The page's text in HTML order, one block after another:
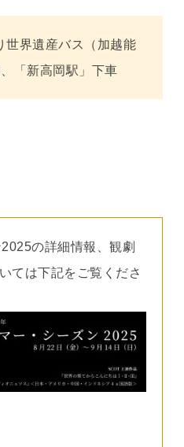
世界遺産バス（加越能
「新高岡駅」下車
の詳細情報、観劇
ては下記をご覧くださ